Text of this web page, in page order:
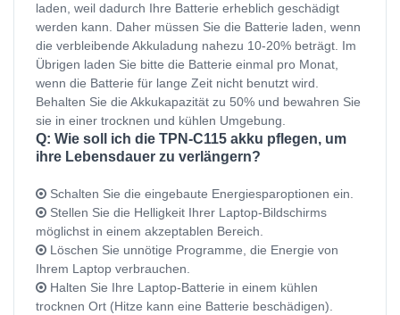
laden, weil dadurch Ihre Batterie erheblich geschädigt
werden kann. Daher müssen Sie die Batterie laden, wenn
die verbleibende Akkuladung nahezu 10-20% beträgt. Im
Übrigen laden Sie bitte die Batterie einmal pro Monat,
wenn die Batterie für lange Zeit nicht benutzt wird.
Behalten Sie die Akkukapazität zu 50% und bewahren Sie
sie in einer trocknen und kühlen Umgebung.
Q: Wie soll ich die TPN-C115 akku pflegen, um
ihre Lebensdauer zu verlängern?
Schalten Sie die eingebaute Energiesparoptionen ein.
Stellen Sie die Helligkeit Ihrer Laptop-Bildschirms
möglichst in einem akzeptablen Bereich.
Löschen Sie unnötige Programme, die Energie von
Ihrem Laptop verbrauchen.
Halten Sie Ihre Laptop-Batterie in einem kühlen
trocknen Ort (Hitze kann eine Batterie beschädigen).